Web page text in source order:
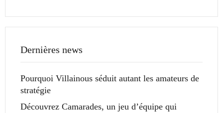
Dernières news
Pourquoi Villainous séduit autant les amateurs de
stratégie
Découvrez Camarades, un jeu d’équipe qui